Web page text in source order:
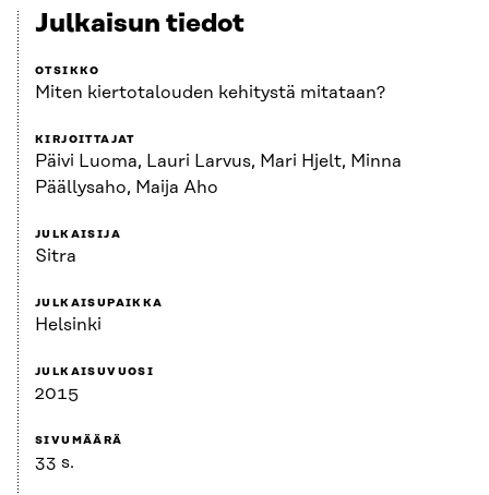
Julkaisun tiedot
OTSIKKO
Miten kiertotalouden kehitystä mitataan?
KIRJOITTAJAT
Päivi Luoma, Lauri Larvus, Mari Hjelt, Minna
Päällysaho, Maija Aho
JULKAISIJA
Sitra
JULKAISUPAIKKA
Helsinki
JULKAISUVUOSI
2015
SIVUMÄÄRÄ
33 s.